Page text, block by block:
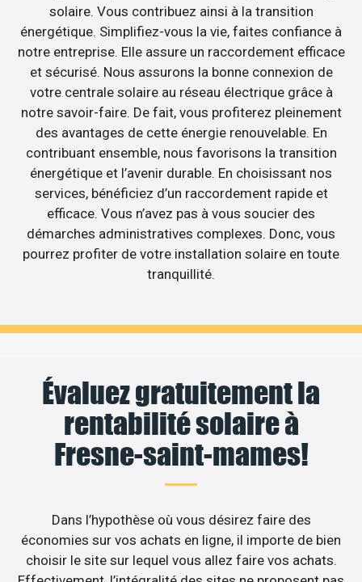
solaire. Vous contribuez ainsi à la transition
énergétique. Simplifiez-vous la vie, faites confiance à
notre entreprise. Elle assure un raccordement efficace
et sécurisé. Nous assurons la bonne connexion de
votre centrale solaire au réseau électrique grâce à
notre savoir-faire. De fait, vous profiterez pleinement
des avantages de cette énergie renouvelable. En
contribuant ensemble, nous favorisons la transition
énergétique et l’avenir durable. En choisissant nos
services, bénéficiez d’un raccordement rapide et
efficace. Vous n’avez pas à vous soucier des
démarches administratives complexes. Donc, vous
pourrez profiter de votre installation solaire en toute
tranquillité.
Évaluez gratuitement la
rentabilité solaire à
Fresne-saint-mames!
Dans l’hypothèse où vous désirez faire des
économies sur vos achats en ligne, il importe de bien
choisir le site sur lequel vous allez faire vos achats.